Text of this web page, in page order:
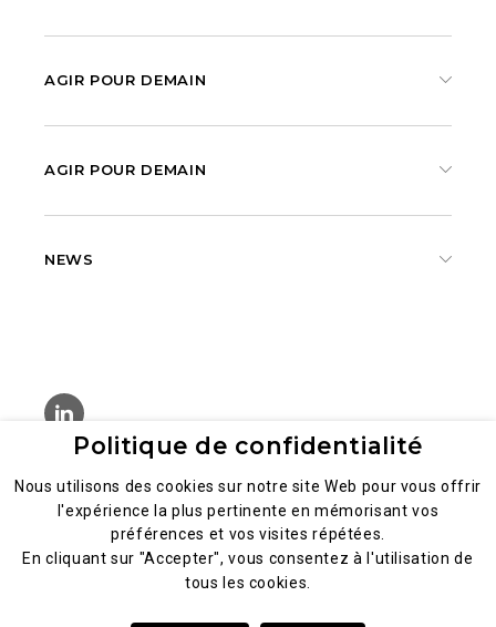
AGIR POUR DEMAIN
AGIR POUR DEMAIN
NEWS
MENTIONS LÉGALES
POLITIQUE GÉNÉRALE DE LA CONFIDENTIALITÉ DES
DONNÉES
Politique de confidentialité
Nous utilisons des cookies sur notre site Web pour vous offrir
l'expérience la plus pertinente en mémorisant vos
préférences et vos visites répétées.
En cliquant sur "Accepter", vous consentez à l'utilisation de
tous les cookies.